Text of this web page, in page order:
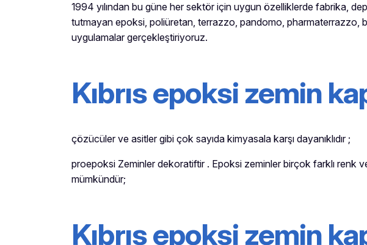
1994 yılından bu güne her sektör için uygun özelliklerde fabrika,
tutmayan epoksi, poliüretan, terrazzo, pandomo, pharmaterrazzo,
uygulamalar gerçekleştiriyoruz.
Kıbrısepoksi zemin
çözücüler ve asitler gibi çok sayıda kimyasala karşı dayanıklıdır ;
proepoksi Zeminler dekoratiftir . Epoksi zeminler birçok farklı
mümkündür;
Kıbrıs epoksi zemin